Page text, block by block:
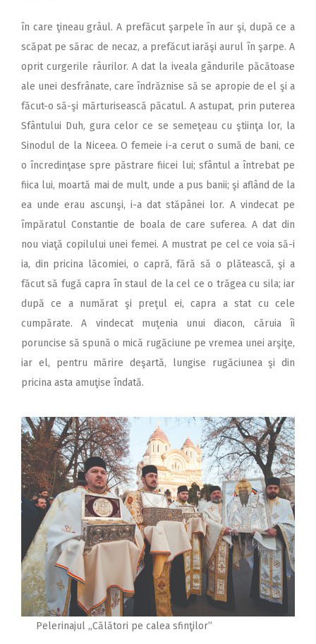
în care ţineau grâul. A prefăcut şarpele în aur şi, după ce a
scăpat pe sărac de necaz, a prefăcut iarăşi aurul în şarpe. A
oprit curgerile râurilor. A dat la iveala gândurile păcătoase
ale unei desfrânate, care îndrăznise să se apropie de el şi a
făcut-o să-şi mărturisească păcatul. A astupat, prin puterea
Sfântului Duh, gura celor ce se semeţeau cu ştiinţa lor, la
Sinodul de la Niceea. O femeie i-a cerut o sumă de bani, ce
o încredinţase spre păstrare fiicei lui; sfântul a întrebat pe
fiica lui, moartă mai de mult, unde a pus banii; şi aflând de la
ea unde erau ascunşi, i-a dat stăpânei lor. A vindecat pe
împăratul Constantie de boala de care suferea. A dat din
nou viaţă copilului unei femei. A mustrat pe cel ce voia să-i
ia, din pricina lăcomiei, o capră, fără să o plătească, şi a
făcut să fugă capra în staul de la cel ce o trăgea cu sila; iar
după ce a numărat şi preţul ei, capra a stat cu cele
cumpărate. A vindecat muţenia unui diacon, căruia îi
poruncise să spună o mică rugăciune pe vremea unei arşiţe,
iar el, pentru mărire deşartă, lungise rugăciunea şi din
pricina asta amuţise îndată.
Pelerinajul ,,Călători pe calea sfinţilor”